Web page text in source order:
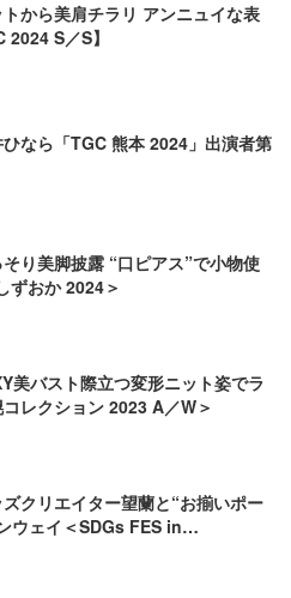
から美肩チラリ アンニュイな表
S／S】
なら「TGC 熊本 2024」出演者第
り美脚披露 “口ピアス”で小物使
ずおか 2024＞
美バスト際立つ変形ニット姿でラ
レクション 2023 A／W＞
クリエイター望蘭と“お揃いポー
ウェイ＜SDGs FES in